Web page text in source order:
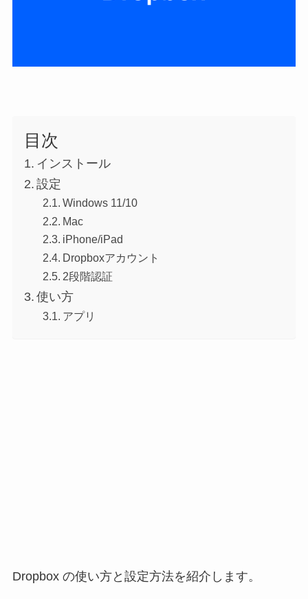
目次
インストール
設定
Windows 11/10
Mac
iPhone/iPad
Dropboxアカウント
2段階認証
使い方
アプリ
Dropbox の使い方と設定方法を紹介します。